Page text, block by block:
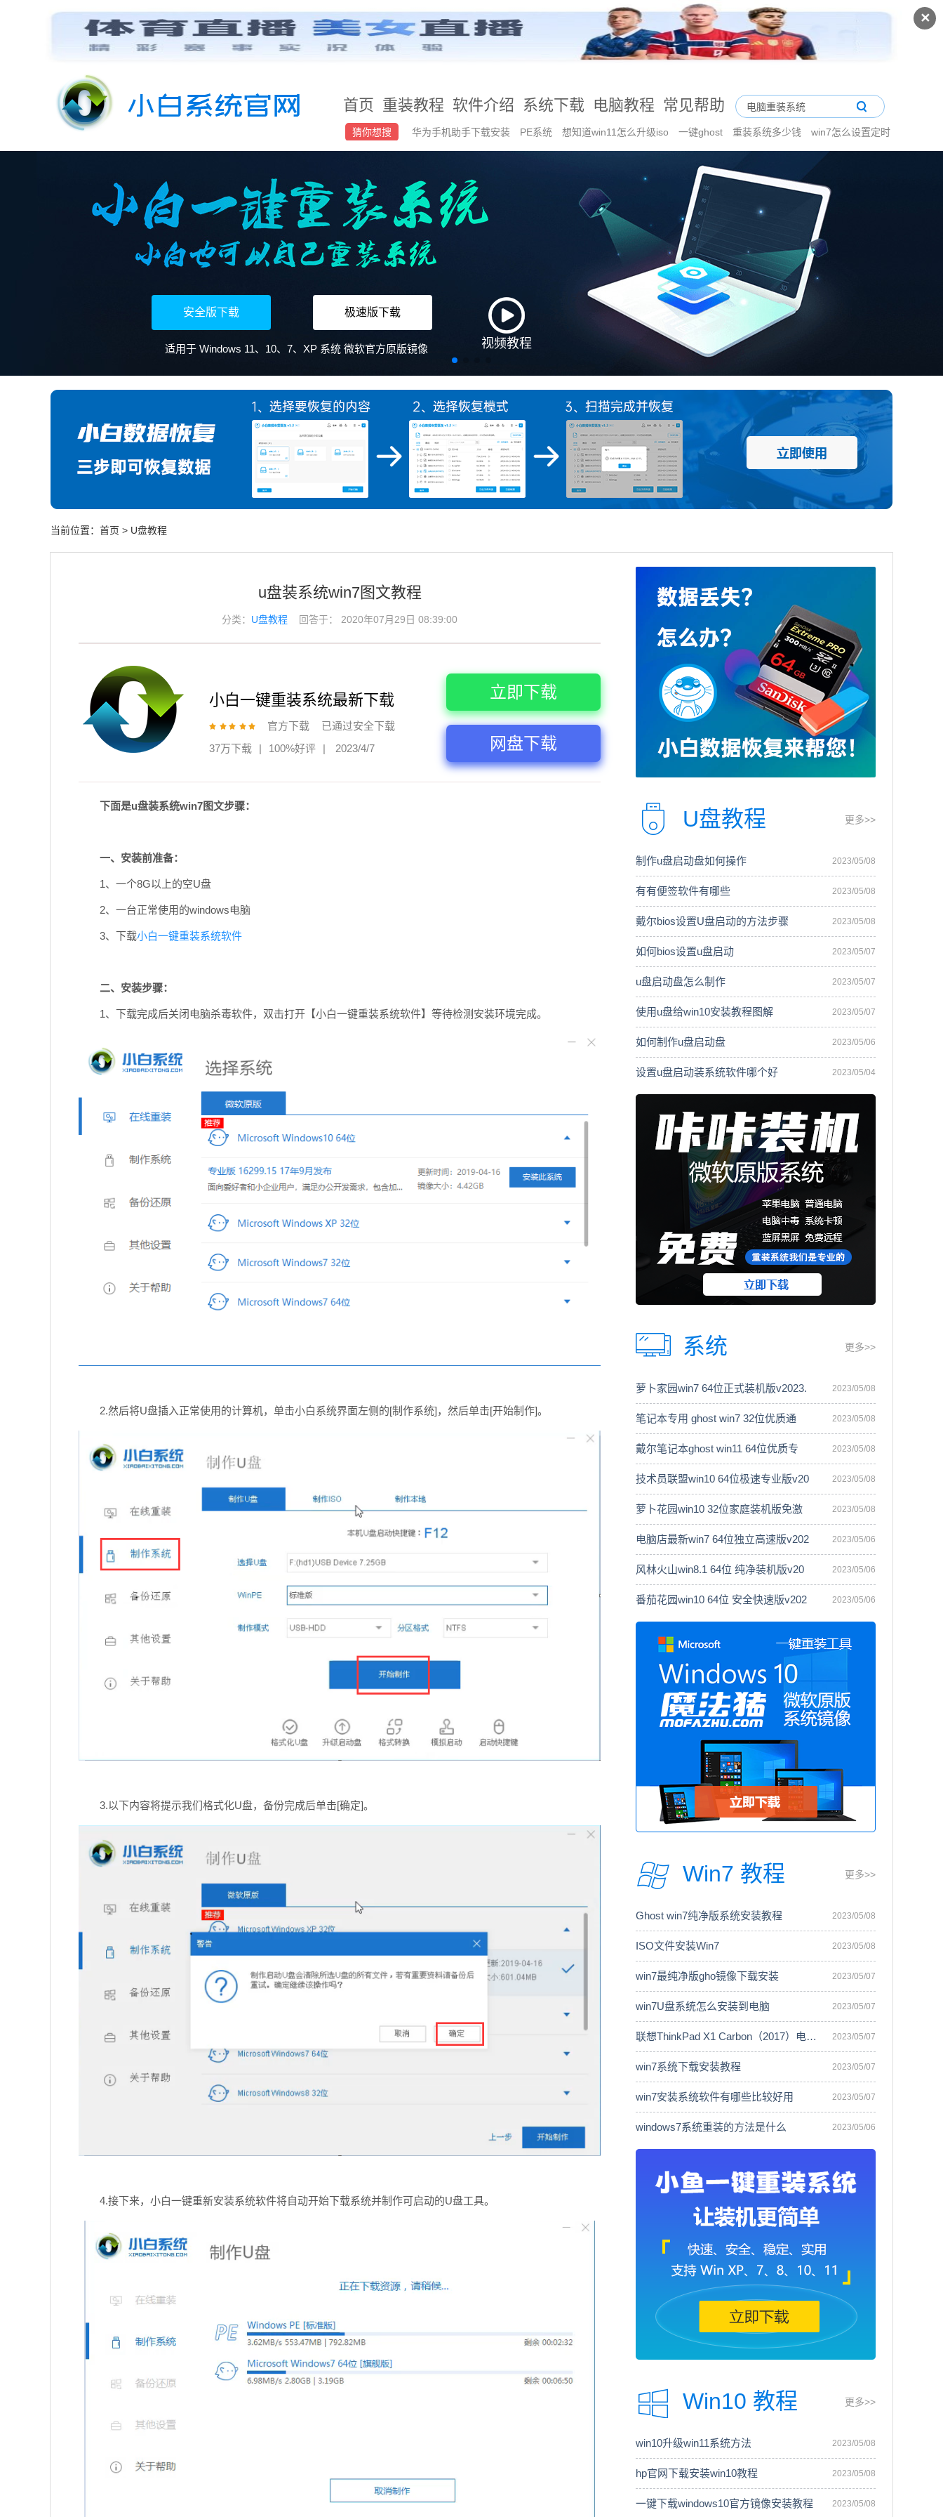
✕
首页 重装教程 软件介绍 系统下载 电脑教程 常见帮助
猜你想搜 华为手机助手下载安装 PE系统 想知道win11怎么升级iso 一键ghost 重装系统多少钱
win7怎么设置定时
安全版下载 极速版下载
适用于 Windows 11、10、7、XP 系统 微软官方原版镜像 视频教程
当前位置： 首页 > U盘教程
u盘装系统win7图文教程
分类： U盘教程 回答于： 2020年07月29日 08:39:00
小白一键重装系统最新下载
官方下载
已通过安全下载
37万下载
| 100%好评 | 2023/4/7
立即下载
网盘下载
下面是u盘装系统win7图文步骤：
一、安装前准备：
1、一个8G以上的空U盘
2、一台正常使用的windows电脑
3、下载小白一键重装系统软件
二、安装步骤：
1、下载完成后关闭电脑杀毒软件，双击打开【小白一键重装系统软件】等待检测安装环境完成。
2.然后将U盘插入正常使用的计算机，单击小白系统界面左侧的[制作系统]，然后单击[开始制作]。
3.以下内容将提示我们格式化U盘，备份完成后单击[确定]。
4.接下来，小白一键重新安装系统软件将自动开始下载系统并制作可启动的U盘工具。
U盘教程 更多>>
制作u盘启动盘如何操作 2023/05/08
有有便签软件有哪些 2023/05/08
戴尔bios设置U盘启动的方法步骤 2023/05/08
如何bios设置u盘启动 2023/05/07
u盘启动盘怎么制作 2023/05/07
使用u盘给win10安装教程图解 2023/05/07
如何制作u盘启动盘 2023/05/06
设置u盘启动装系统软件哪个好 2023/05/04
系统 更多>>
萝卜家园win7 64位正式装机版v2023. 2023/05/08
笔记本专用 ghost win7 32位优质通 2023/05/08
戴尔笔记本ghost win11 64位优质专 2023/05/08
技术员联盟win10 64位极速专业版v20 2023/05/08
萝卜花园win10 32位家庭装机版免激 2023/05/08
电脑店最新win7 64位独立高速版v202 2023/05/06
风林火山win8.1 64位 纯净装机版v20 2023/05/06
番茄花园win10 64位 安全快速版v202 2023/05/06
Win7 教程 更多>>
Ghost win7纯净版系统安装教程 2023/05/08
ISO文件安装Win7 2023/05/08
win7最纯净版gho镜像下载安装 2023/05/07
win7U盘系统怎么安装到电脑 2023/05/07
联想ThinkPad X1 Carbon（2017）电脑安 2023/05/07
win7系统下载安装教程 2023/05/07
win7安装系统软件有哪些比较好用 2023/05/07
windows7系统重装的方法是什么 2023/05/06
Win10 教程 更多>>
win10升级win11系统方法 2023/05/08
hp官网下载安装win10教程 2023/05/08
一键下载windows10官方镜像安装教程 2023/05/08